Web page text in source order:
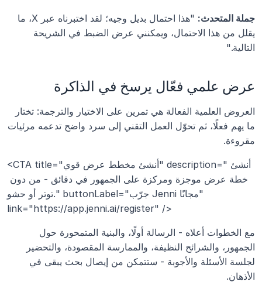
جملة المتحدث:
التالية."
عرض علمي فعّال يرسخ في الذاكرة
مقروءة.
<CTA title="أنشئ مخطط عرض قوي" description="أنشئ
توتر أو حشو." buttonLabel="جرّب Jenni مجانًا"
link="https://app.jenni.ai/register" />
الأذهان.